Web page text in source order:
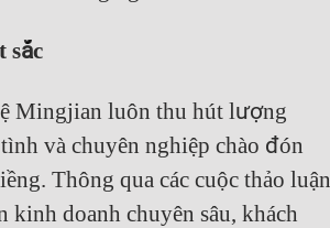
sắc
Mingjian luôn thu hút lượng
và chuyên nghiệp chào đón
Thông qua các cuộc thảo luận
kinh doanh chuyên sâu, khách